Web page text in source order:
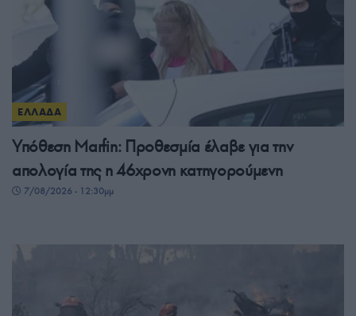
ΕΛΛΑΔΑ
Υπόθεση Marfin: Προθεσμία έλαβε για την
απολογία της η 46χρονη κατηγορούμενη
7/08/2026 - 12:30μμ